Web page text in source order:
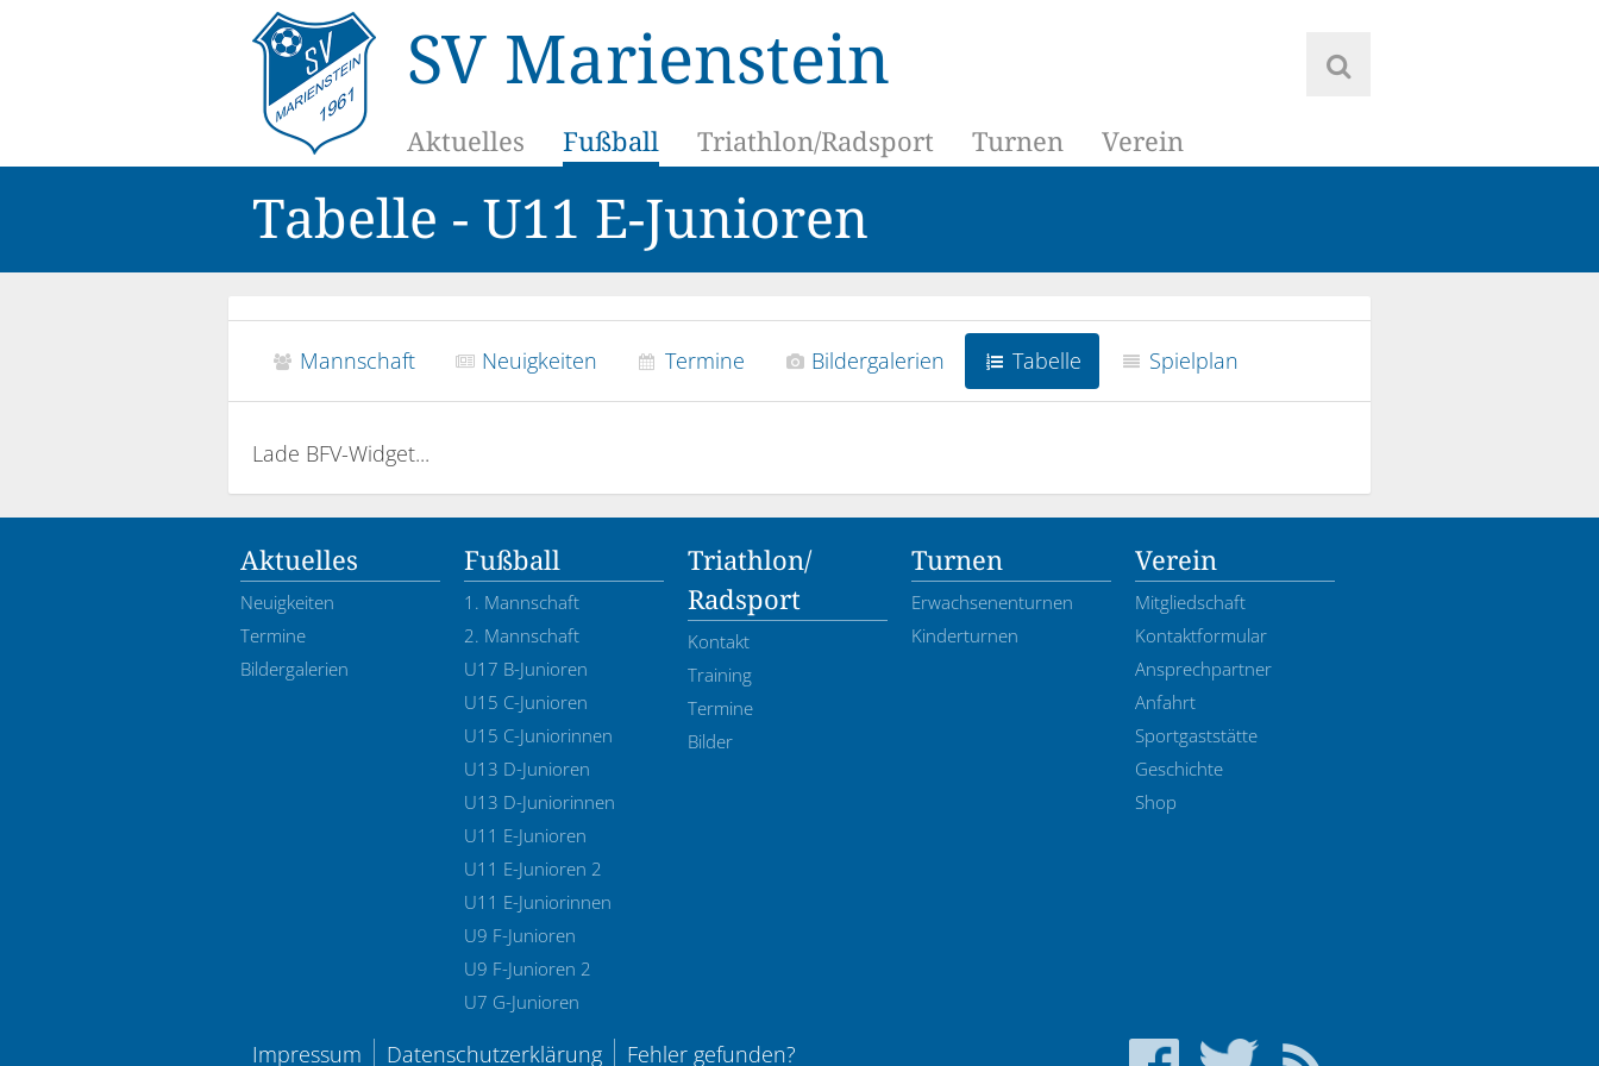
SV Marienstein
Aktuelles Fußball Triathlon/Radsport Turnen Verein
Tabelle - U11 E-Junioren
Mannschaft Neuigkeiten Termine Bildergalerien Tabelle Spielplan
Lade BFV-Widget...
Aktuelles
Neuigkeiten
Termine
Bildergalerien
Fußball
1. Mannschaft
2. Mannschaft
U17 B-Junioren
U15 C-Junioren
U15 C-Juniorinnen
U13 D-Junioren
U13 D-Juniorinnen
U11 E-Junioren
U11 E-Junioren 2
U11 E-Juniorinnen
U9 F-Junioren
U9 F-Junioren 2
U7 G-Junioren
Triathlon/
Radsport
Kontakt
Training
Termine
Bilder
Turnen
Erwachsenenturnen
Kinderturnen
Verein
Mitgliedschaft
Kontaktformular
Ansprechpartner
Anfahrt
Sportgaststätte
Geschichte
Shop
Impressum Datenschutzerklärung Fehler gefunden?